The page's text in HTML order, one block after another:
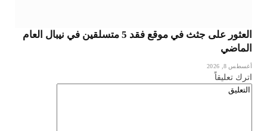
العثور على جثث في موقع فقد 5 متسلقين في نيبال العام
الماضي
أغسطس 8, 2026
اترك تعليقاً